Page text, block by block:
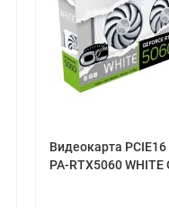
Видеокарта PCIE16
PA-RTX5060 WHITE